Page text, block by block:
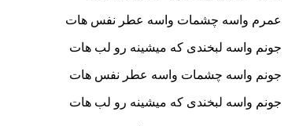
عمرم واسه چشمات واسه عطر نفس هات
جونم واسه لبخندی که میشینه رو لب هات
جونم واسه چشمات واسه عطر نفس هات
جونم واسه لبخندی که میشینه رو لب هات